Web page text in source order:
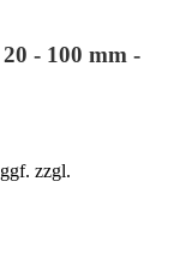
- 100 mm -
zzgl.